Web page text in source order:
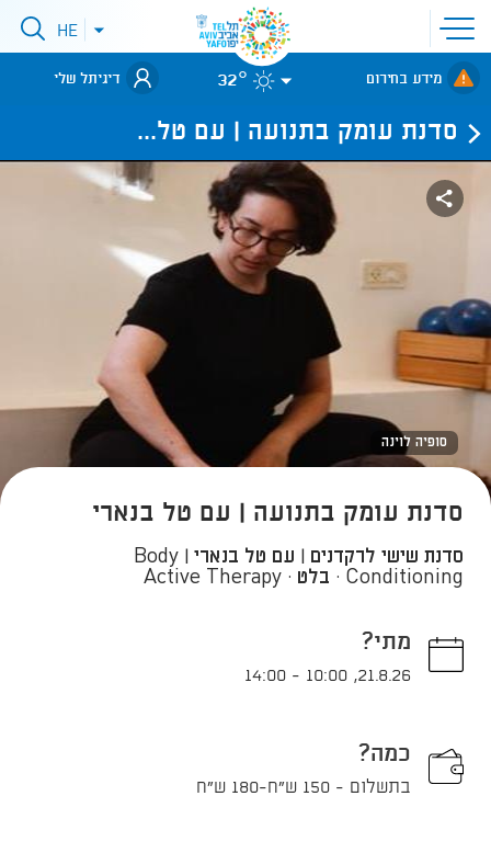
פתיחת
תפריט
אתר
לאתר עיריית
תל-אביב
פתיחתHE
מידע בחירום 32° דיגיתל שלי
סדנת עומק בתנועה | עם טל...
סופיה לוינה
סדנת עומק בתנועה | עם טל בנארי
סדנת שישי לרקדנים | עם טל בנארי | Body
Conditioning · בלט · Active Therapy
מתי?
21.8.26
,
10:00
-
14:00
כמה?
בתשלום - 150 ש"ח-180 ש"ח